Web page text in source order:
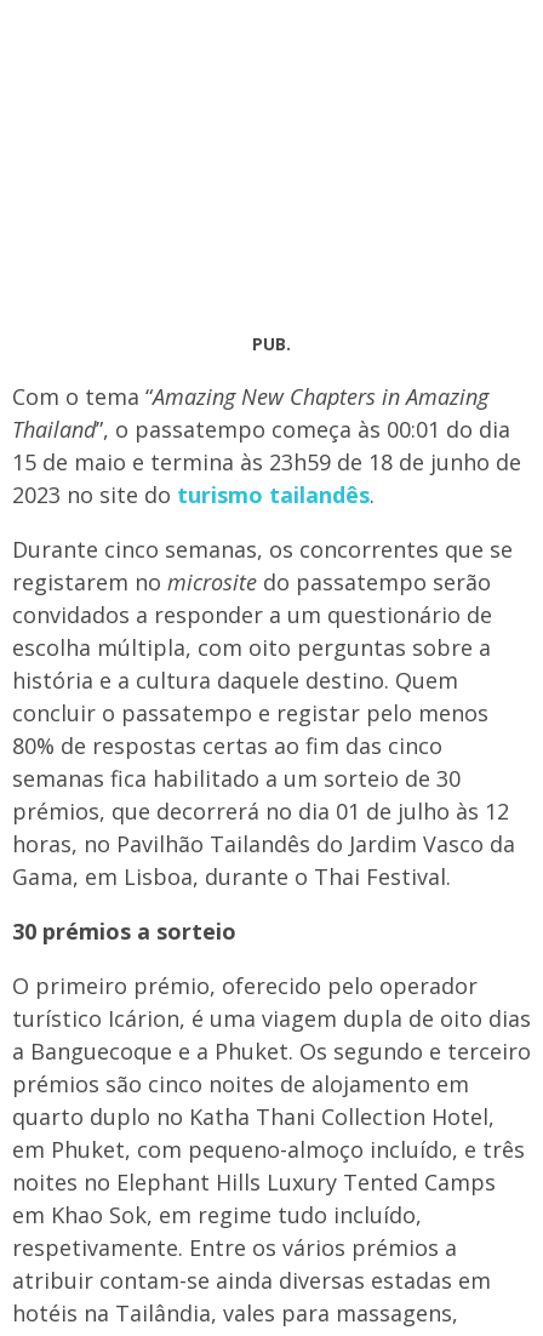
PUB.
Com o tema “Amazing New Chapters in Amazing
Thailand”, o passatempo começa às 00:01 do dia
15 de maio e termina às 23h59 de 18 de junho de
2023 no site do turismo tailandês.
Durante cinco semanas, os concorrentes que se
registarem no microsite do passatempo serão
convidados a responder a um questionário de
escolha múltipla, com oito perguntas sobre a
história e a cultura daquele destino. Quem
concluir o passatempo e registar pelo menos
80% de respostas certas ao fim das cinco
semanas fica habilitado a um sorteio de 30
prémios, que decorrerá no dia 01 de julho às 12
horas, no Pavilhão Tailandês do Jardim Vasco da
Gama, em Lisboa, durante o Thai Festival.
30 prémios a sorteio
O primeiro prémio, oferecido pelo operador
turístico Icárion, é uma viagem dupla de oito dias
a Banguecoque e a Phuket. Os segundo e terceiro
prémios são cinco noites de alojamento em
quarto duplo no Katha Thani Collection Hotel,
em Phuket, com pequeno-almoço incluído, e três
noites no Elephant Hills Luxury Tented Camps
em Khao Sok, em regime tudo incluído,
respetivamente. Entre os vários prémios a
atribuir contam-se ainda diversas estadas em
hotéis na Tailândia, vales para massagens,